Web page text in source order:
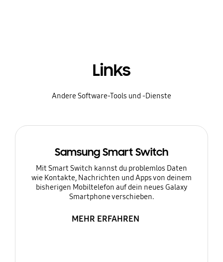
Links
Andere Software-Tools und -Dienste
Samsung Smart Switch
Mit Smart Switch kannst du problemlos Daten
wie Kontakte, Nachrichten und Apps von deinem
bisherigen Mobiltelefon auf dein neues Galaxy
Smartphone verschieben.
MEHR ERFAHREN